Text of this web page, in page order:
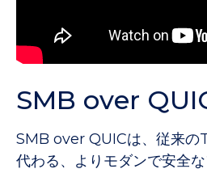
SMB over
SMB over QUICは、従来の
代わる、よりモダンで安全